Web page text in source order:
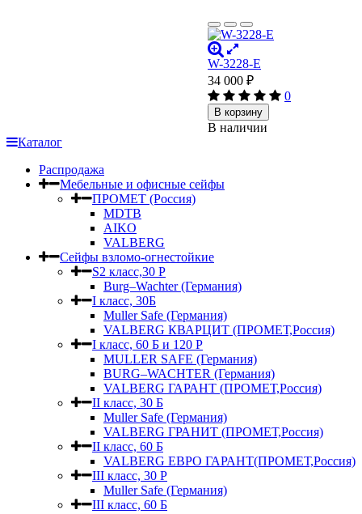
W-3228-E
34 000 ₽
0
В корзину
В наличии
Каталог
Распродажа
Мебельные и офисные сейфы
ПРОМЕТ (Россия)
MDTB
AIKO
VALBERG
Сейфы взломо-огнестойкие
S2 класс,30 Р
Burg–Wachter (Германия)
I класс, 30Б
Muller Safe (Германия)
VALBERG КВАРЦИТ (ПРОМЕТ,Россия)
I класс, 60 Б и 120 Р
MULLER SAFE (Германия)
BURG–WACHTER (Германия)
VALBERG ГАРАНТ (ПРОМЕТ,Россия)
II класс, 30 Б
Muller Safe (Германия)
VALBERG ГРАНИТ (ПРОМЕТ,Россия)
II класс, 60 Б
VALBERG ЕВРО ГАРАНТ(ПРОМЕТ,Россия)
III класс, 30 Р
Muller Safe (Германия)
III класс, 60 Б